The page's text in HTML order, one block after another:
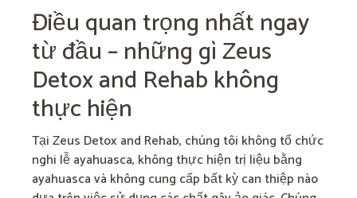
Điều quan trọng nhất ngay
từ đầu – những gì Zeus
Detox and Rehab không
thực hiện
Tại Zeus Detox and Rehab, chúng tôi không tổ chức
nghi lễ ayahuasca, không thực hiện trị liệu bằng
ayahuasca và không cung cấp bất kỳ can thiệp nào